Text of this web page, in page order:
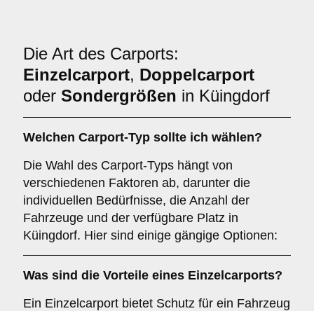
Die Art des Carports:
Einzelcarport, Doppelcarport
oder Sondergrößen in Küingdorf
Welchen Carport-Typ sollte ich wählen?
Die Wahl des Carport-Typs hängt von
verschiedenen Faktoren ab, darunter die
individuellen Bedürfnisse, die Anzahl der
Fahrzeuge und der verfügbare Platz in
Küingdorf. Hier sind einige gängige Optionen:
Was sind die Vorteile eines Einzelcarports?
Ein Einzelcarport bietet Schutz für ein Fahrzeug